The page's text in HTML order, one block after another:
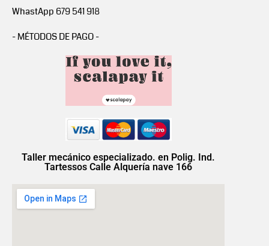
WhastApp 679 541 918
- MÉTODOS DE PAGO -
Taller mecánico especializado. en Polig. Ind.
Tartessos Calle Alquería nave 166